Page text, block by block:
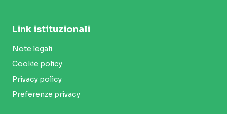
Link istituzionali
Note legali
Cookie policy
Privacy policy
Preferenze privacy